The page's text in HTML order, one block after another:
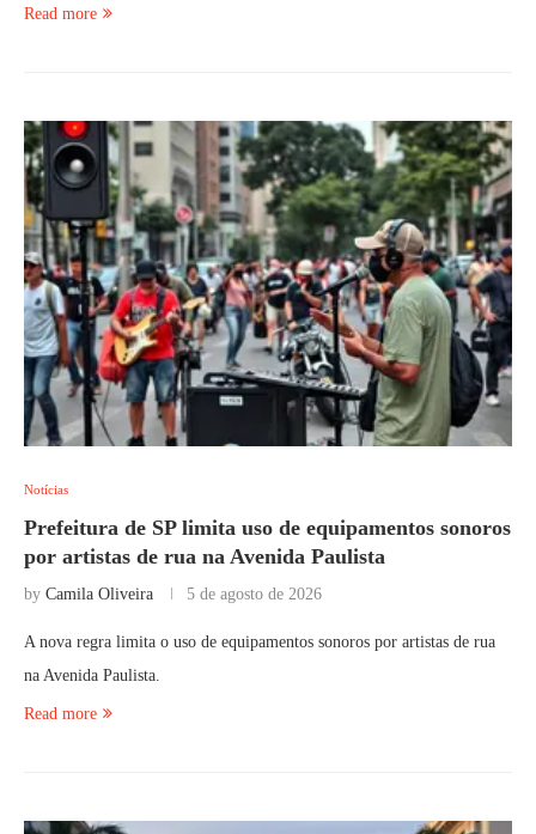
Read more
Notícias
Prefeitura de SP limita uso de equipamentos sonoros
por artistas de rua na Avenida Paulista
by Camila Oliveira 5 de agosto de 2026
A nova regra limita o uso de equipamentos sonoros por artistas de rua
na Avenida Paulista.
Read more